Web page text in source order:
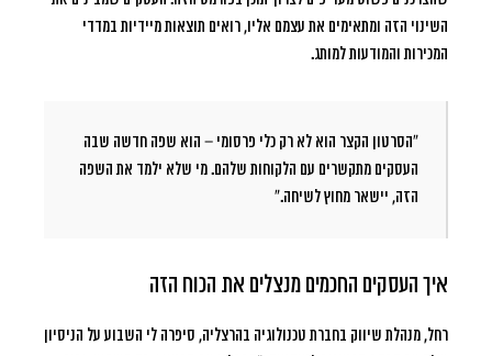
השינוי הזה ומתאימים את עצמם אליו, רואים תוצאות מיידיות במדדי
המכירות והמודעות למותג.
“הסרטון הקצר הוא לא רק כלי פרסומי – הוא שפה חדשה שבה
העסקים מתקשרים עם הלקוחות שלהם. מי שלא ילמד את השפה
הזה, יישאר מחוץ לשיחה.”
איך העסקים החכמים מנצלים את הכוח הזה
רחל, מנהלת שיווק בחברת טכנולוגיה בהרצליה, סיפרה לי השבוע על הניסיון